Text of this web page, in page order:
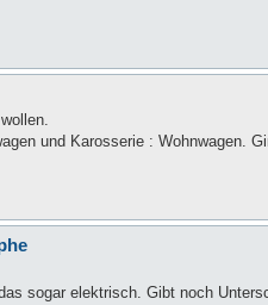
und Karosserie : Wohnwagen.
sogar elektrisch. Gibt noch